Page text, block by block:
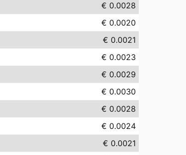
€ 0.0028
€ 0.0020
€ 0.0021
€ 0.0023
€ 0.0029
€ 0.0030
€ 0.0028
€ 0.0024
€ 0.0021